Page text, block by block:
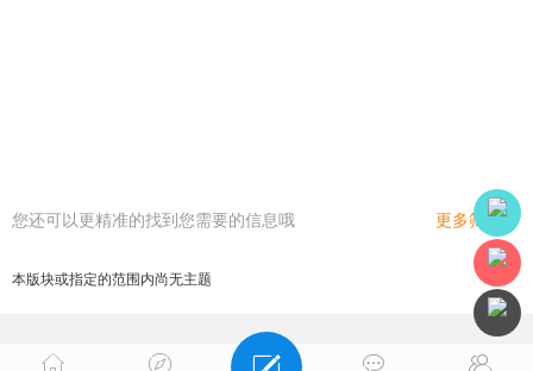
您还可以更精准的找到您需要的信息哦 更多筛选
本版块或指定的范围内尚无主题